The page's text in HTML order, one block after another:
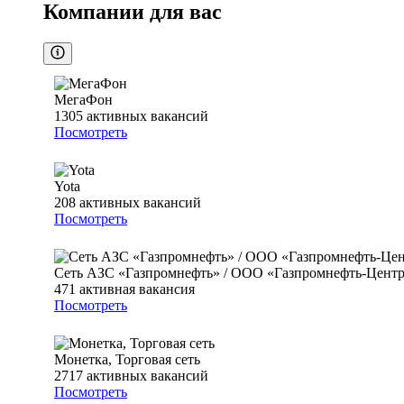
Компании для вас
МегаФон
1305 активных вакансий
Посмотреть
Yota
208 активных вакансий
Посмотреть
Сеть АЗС «Газпромнефть» / ООО «Газпромнефть-
471 активная вакансия
Посмотреть
Монетка, Торговая сеть
2717 активных вакансий
Посмотреть